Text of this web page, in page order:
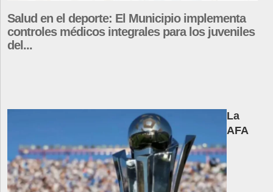
Salud en el deporte: El Municipio implementa
controles médicos integrales para los juveniles
del...
La
AFA